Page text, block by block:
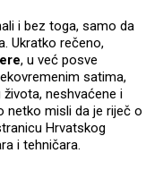
i bez toga, samo da
Ukratko rečeno,
, u već posve
satima,
neshvaćene i
netko misli da je riječ o
Hrvatskog
i tehničara.